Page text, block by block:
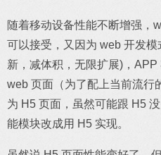
随着移动设备性能不断增强，
可以接受，又因为 web 开发
新，减体积，无限扩展)，
web 页面（为了配上当前流行
为 H5 页面，虽然可能跟 H5
能模块改成用 H5 实现。